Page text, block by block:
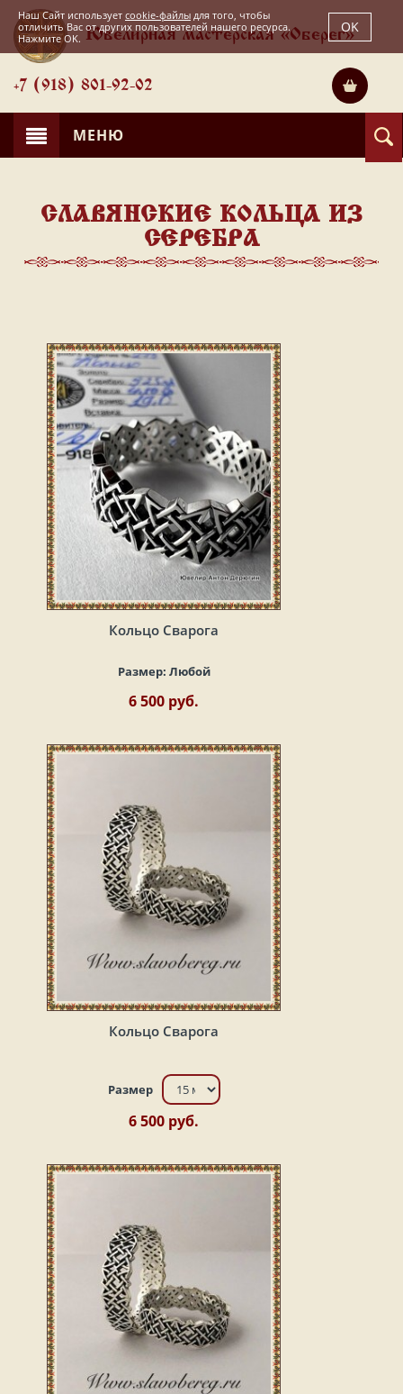
Ювелирная мастерская «Оберег»
+7 (918) 801-92-02
МЕНЮ
СЛАВЯНСКИЕ КОЛЬЦА ИЗ
СЕРЕБРА
Кольцо Сварога
Размер: Любой
6 500 руб.
Кольцо Сварога
Размер
6 500 руб.
Наш Сайт использует cookie-файлы для того, чтобы
отличить Вас от других пользователей нашего ресурса.
Нажмите OK.
OK